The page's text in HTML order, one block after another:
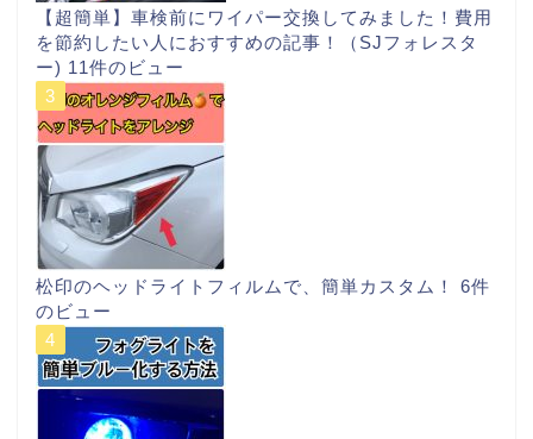
【超簡単】車検前にワイパー交換してみました！費用
を節約したい人におすすめの記事！（SJフォレスタ
ー) 11件のビュー
松印のヘッドライトフィルムで、簡単カスタム！ 6件
のビュー